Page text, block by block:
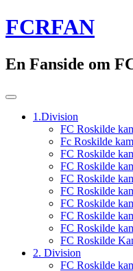
Skip
to
FCRFAN
En Fanside om
1.Division
FC Roskilde
Fc Roskilde
FC Roskilde
FC Roskilde
FC Roskilde
FC Roskilde
FC Roskilde
FC Roskilde
FC Roskilde
FC Roskilde
2. Division
FC Roskilde